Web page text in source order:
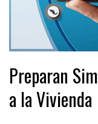
Preparan
a la Vivienda